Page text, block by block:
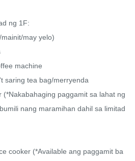
ng 1F:
may yelo)
machine
saring tea bag/merryenda
paggamit sa lahat ng
nang maramihan dahil sa limitad
cooker (*Available ang paggamit ba